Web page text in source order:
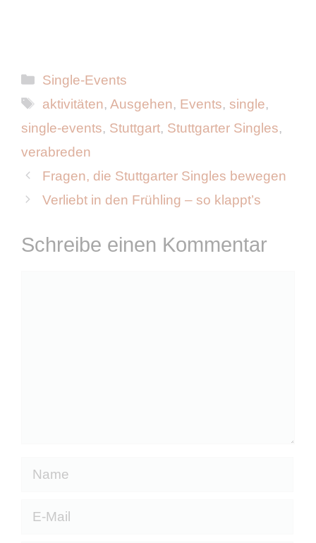
Kategorien
Single-Events
Schlagwörter
aktivitäten,Ausgehen, Events, single,
single-events, Stuttgart, Stuttgarter Singles,
verabreden
Fragen, die Stuttgarter Singles bewegen
Verliebt in den Frühling – so klappt’s
Schreibe einen Kommentar